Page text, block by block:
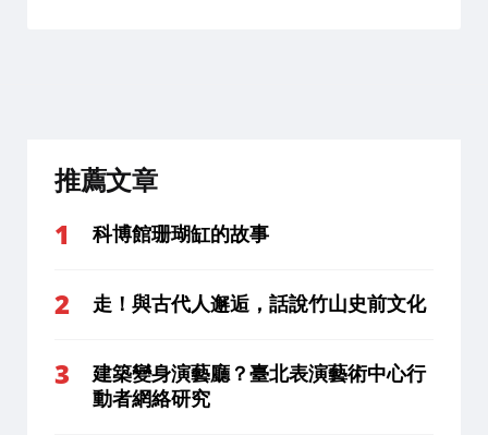
推薦文章
科博館珊瑚缸的故事
走！與古代人邂逅，話說竹山史前文化
建築變身演藝廳？臺北表演藝術中心行
動者網絡研究